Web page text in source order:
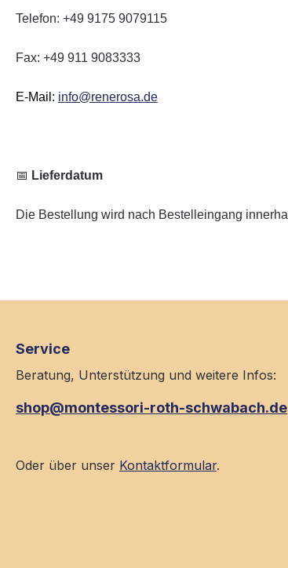
Telefon: +49 9175 9079115
Fax: +49 911 9083333
E-Mail: info@renerosa.de
📅 Lieferdatum
Die Bestellung wird nach Bestelleingang
Service
Beratung, Unterstützung und weitere Infos:
shop@montessori-roth-schwabach.de
Oder über unser Kontaktformular.